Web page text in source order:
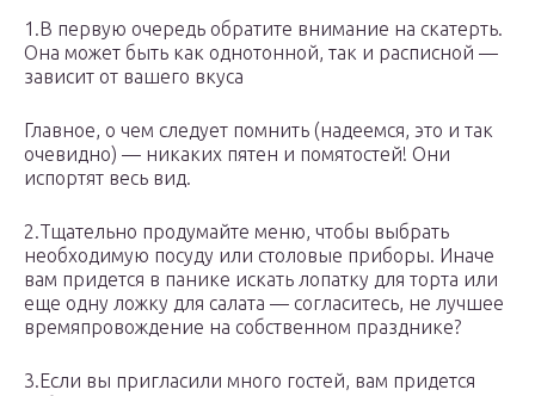
1.В первую очередь обратите внимание на скатерть.
Она может быть как однотонной, так и расписной —
зависит от вашего вкуса
Главное, о чем следует помнить (надеемся, это и так
очевидно) — никаких пятен и помятостей! Они
испортят весь вид.
2.Тщательно продумайте меню, чтобы выбрать
необходимую посуду или столовые приборы. Иначе
вам придется в панике искать лопатку для торта или
еще одну ложку для салата — согласитесь, не лучшее
времяпровождение на собственном празднике?
3.Если вы пригласили много гостей, вам придется